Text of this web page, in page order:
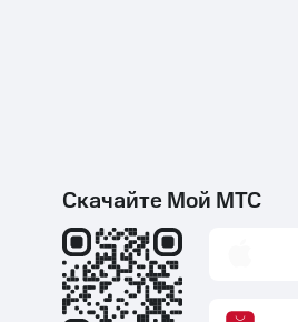
Скачайте Мой МТС